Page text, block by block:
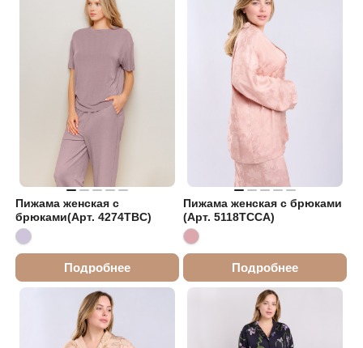
Пижама женская с
брюками(Арт. 4274TBC)
Подробнее
Пижама женская с брюками
(Арт. 5118TCCA)
Подробнее